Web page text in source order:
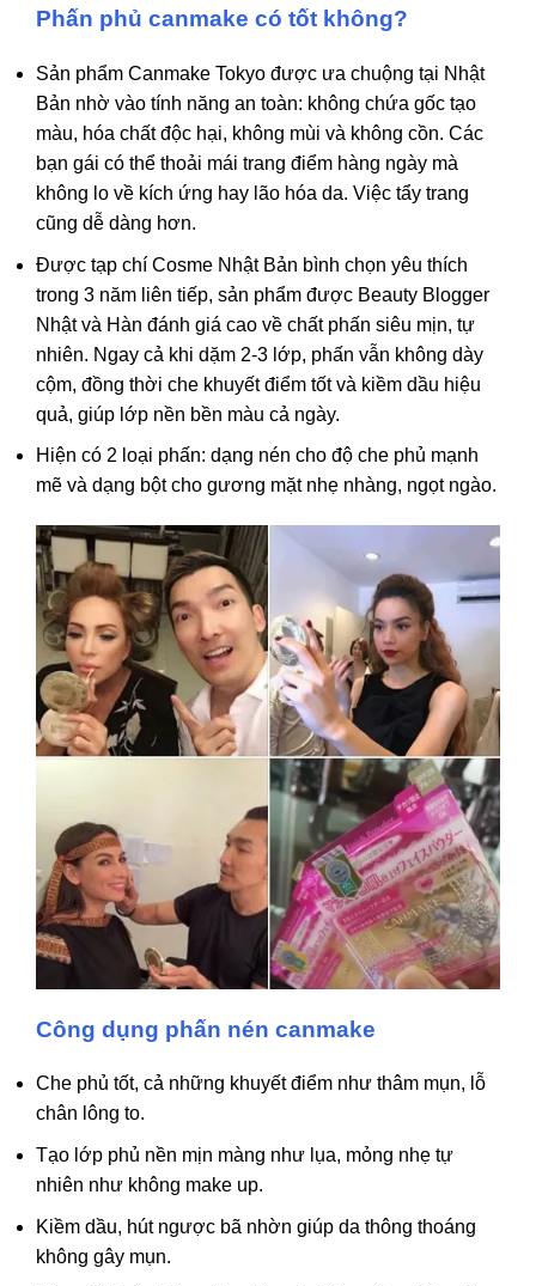
Phấn phủ canmake có tốt không?
Sản phẩm Canmake Tokyo được ưa chuộng tại Nhật
Bản nhờ vào tính năng an toàn: không chứa gốc tạo
màu, hóa chất độc hại, không mùi và không cồn. Các
bạn gái có thể thoải mái trang điểm hàng ngày mà
không lo về kích ứng hay lão hóa da. Việc tẩy trang
cũng dễ dàng hơn.
Được tạp chí Cosme Nhật Bản bình chọn yêu thích
trong 3 năm liên tiếp, sản phẩm được Beauty Blogger
Nhật và Hàn đánh giá cao về chất phấn siêu mịn, tự
nhiên. Ngay cả khi dặm 2-3 lớp, phấn vẫn không dày
cộm, đồng thời che khuyết điểm tốt và kiềm dầu hiệu
quả, giúp lớp nền bền màu cả ngày.
Hiện có 2 loại phấn: dạng nén cho độ che phủ mạnh
mẽ và dạng bột cho gương mặt nhẹ nhàng, ngọt ngào.
Công dụng phấn nén canmake
Che phủ tốt, cả những khuyết điểm như thâm mụn, lỗ
chân lông to.
Tạo lớp phủ nền mịn màng như lụa, mỏng nhẹ tự
nhiên như không make up.
Kiềm dầu, hút ngược bã nhờn giúp da thông thoáng
không gây mụn.